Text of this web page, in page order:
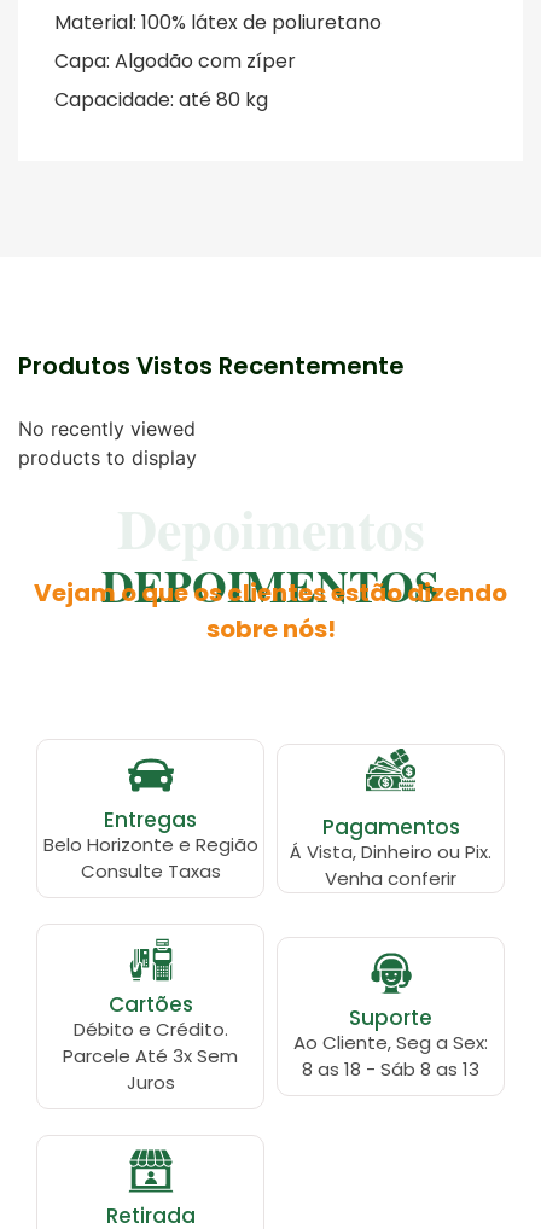
Material: 100% látex de poliuretano
Capa: Algodão com zíper
Capacidade: até 80 kg
Produtos Vistos Recentemente
No recently viewed
products to display
DEPOIMENTOS
Vejam o que os clientes estão dizendo
sobre nós!
Entregas
Belo Horizonte e Região
Consulte Taxas
Pagamentos
Á Vista, Dinheiro ou Pix.
Venha conferir
Cartões
Débito e Crédito.
Parcele Até 3x Sem
Juros
Suporte
Ao Cliente, Seg a Sex:
8 as 18 - Sáb 8 as 13
Retirada